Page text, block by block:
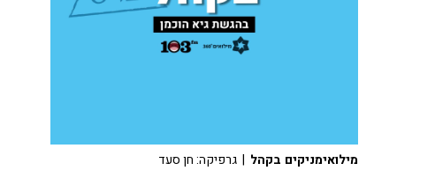
מילואימניקים בקהל | גרפיקה: חן סעד